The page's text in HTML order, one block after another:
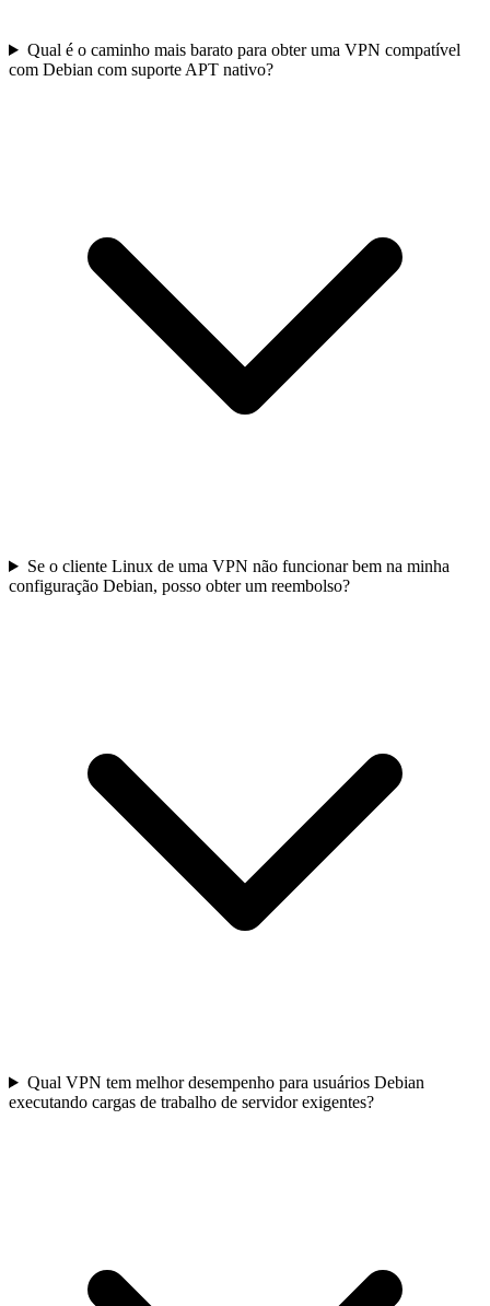
Qual é o caminho mais barato para obter uma VPN compatível
com Debian com suporte APT nativo?
Se o cliente Linux de uma VPN não funcionar bem na minha
configuração Debian, posso obter um reembolso?
Qual VPN tem melhor desempenho para usuários Debian
executando cargas de trabalho de servidor exigentes?